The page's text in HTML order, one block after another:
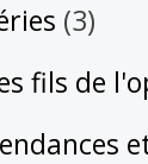
(3)
fils de